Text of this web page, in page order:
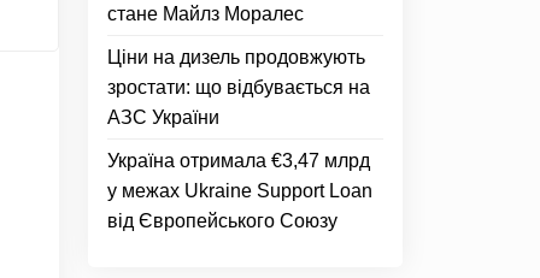
стане Майлз Моралес
Ціни на дизель продовжують
зростати: що відбувається на
АЗС України
Україна отримала €3,47 млрд
у межах Ukraine Support Loan
від Європейського Союзу